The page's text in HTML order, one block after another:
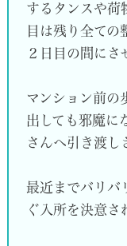
するタンスや
目は残り全て
２日目の間にさ
マンション前の
出しても邪魔に
さんへ引き渡し
最近までバリバ
ぐ入所を決意さ